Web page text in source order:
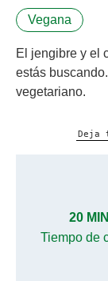
Vegana
El jengibre y el
estás
vegetariano.
Deja
20
Tiempo de